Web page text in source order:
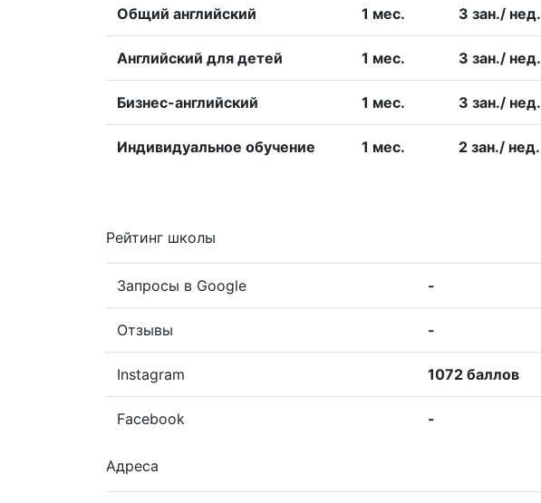
Общий английский 1 меc. 3 зан./ нед.
Английский для детей 1 меc. 3 зан./ нед.
Бизнес-английский 1 меc. 3 зан./ нед.
Индивидуальное обучение 1 меc. 2 зан./ нед.
Рейтинг школы
Запросы в Google -
Отзывы -
Instagram 1072 баллов
Facebook -
Адреса